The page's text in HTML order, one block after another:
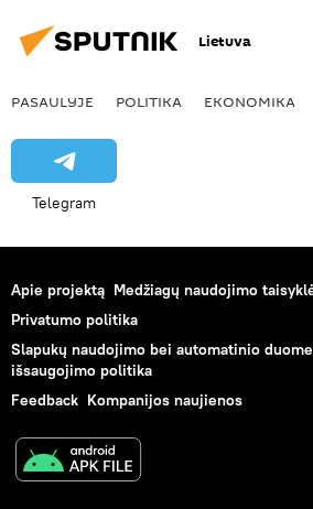
Lietuva
PASAULYJE POLITIKA EKONOMIKA
Telegram
Apie projektą Medžiagų naudojimo
Privatumo politika
Slapukų naudojimo bei automatinio
išsaugojimo politika
Feedback Kompanijos naujienos